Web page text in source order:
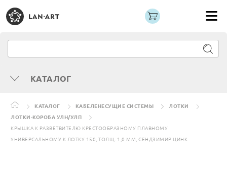
КАТАЛОГ
КАТАЛОГ КАБЕЛЕНЕСУЩИЕ СИСТЕМЫ
ЛОТКИ
ЛОТКИ-КОРОБА УЛН/УЛП
КРЫШКА К РАЗВЕТВИТЕЛЮ КРЕСТООБРАЗНОМУ ПЛАВНОМУ
УНИВЕРСАЛЬНОМУ К ЛОТКУ 150, ТОЛЩ. 1,0 ММ, СЕНДЗИМИР ЦИНК